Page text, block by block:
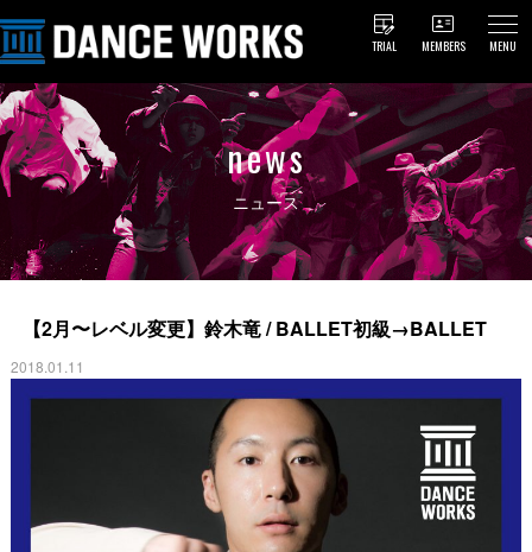
TRIAL MEMBERS MENU
news
ニュース
【2月〜レベル変更】鈴木竜 / BALLET初級→BALLET
2018.01.11